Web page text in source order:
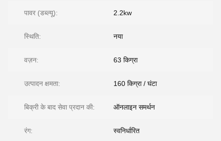
पावर (डब्ल्यू): 2.2kw
स्थिति: नया
वज़न: 63 किग्रा
उत्पादन क्षमता: 160 किग्रा / घंटा
बिक्री के बाद सेवा प्रदान की: ऑनलाइन समर्थन
रंग: स्वनिर्धारित